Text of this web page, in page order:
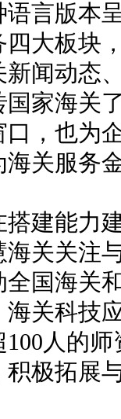
言版本
大板块
闻动态
家海关
，也为
关服务
能力建
关关注
国海关
海关科技
人的
积极拓展